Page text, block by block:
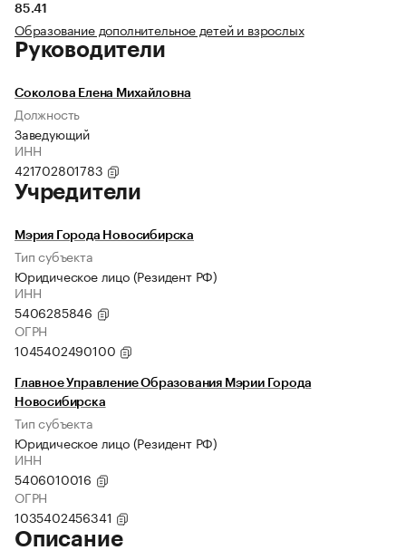
85.41
Образование дополнительное детей и взрослых
Руководители
Соколова Елена Михайловна
Должность
Заведующий
ИНН
421702801783
Учредители
Мэрия Города Новосибирска
Тип субъекта
Юридическое лицо (Резидент РФ)
ИНН
5406285846
ОГРН
1045402490100
Главное Управление Образования Мэрии Города
Новосибирска
Тип субъекта
Юридическое лицо (Резидент РФ)
ИНН
5406010016
ОГРН
1035402456341
Описание